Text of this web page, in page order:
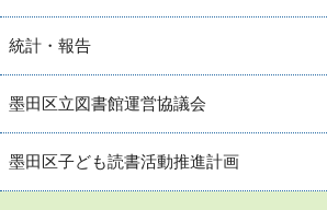
統計・報告
墨田区立図書館運営協議会
墨田区子ども読書活動推進計画